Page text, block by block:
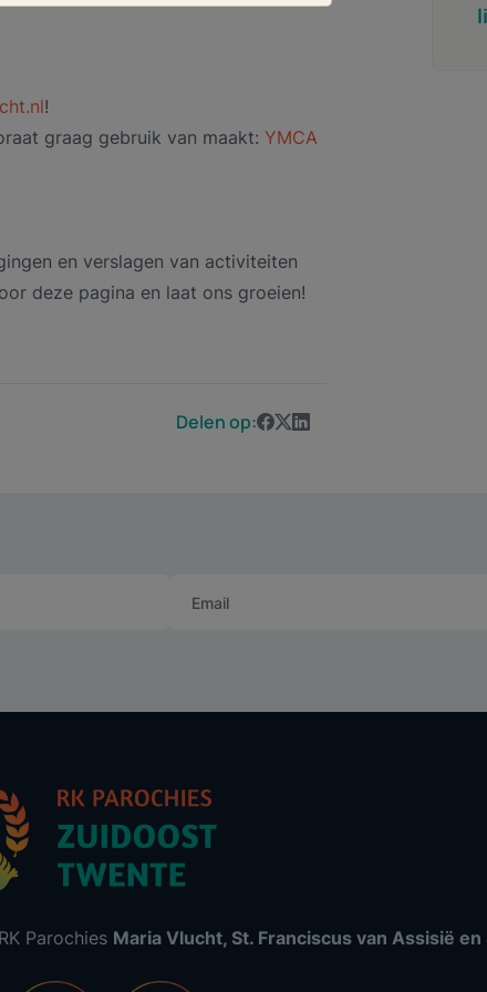
!
graag gebruik van maakt: YMCA
en verslagen van activiteiten
deze pagina en laat ons groeien!
Delen op:
Parochies Maria Vlucht, St. Franciscus van Assisië